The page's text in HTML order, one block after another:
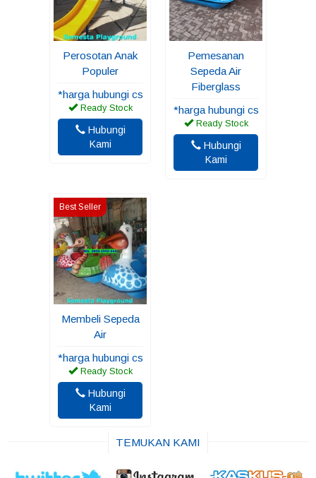
Perosotan Anak
Populer
*harga hubungi cs
Ready Stock
Hubungi
Kami
Pemesanan
Sepeda Air
Fiberglass
*harga hubungi cs
Ready Stock
Hubungi
Kami
Best Seller
Membeli Sepeda
Air
*harga hubungi cs
Ready Stock
Hubungi
Kami
TEMUKAN KAMI